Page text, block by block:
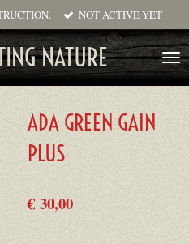
NATURE
NOT ACTIVE YET
ADA GREEN GAIN
PLUS
€ 30,00